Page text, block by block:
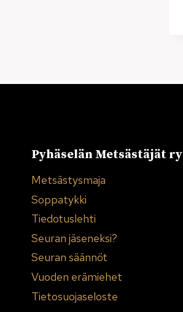
Pyhäselän Metsästäjät ry
Metsästysmaja
Soppatykki
Tiedotuslehti
Seuran jäseneksi?
Seuran säännöt
Vuoden erämiehet
Tietosuojaseloste